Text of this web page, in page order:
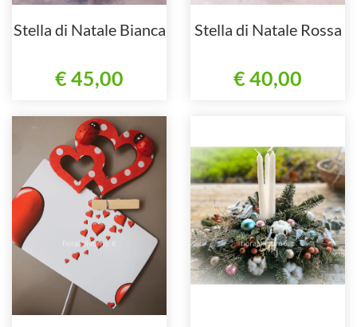
Stella di Natale Bianca
€ 45,00
Stella di Natale Rossa
€ 40,00